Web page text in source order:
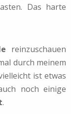
Das harte
reinzuschauen
durch meinem
ist etwas
noch einige
.